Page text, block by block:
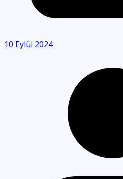
10 Eylül 2024